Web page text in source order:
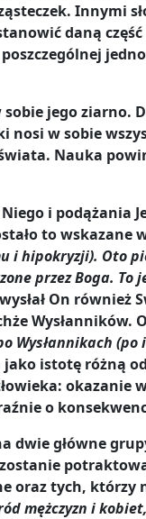
Innymi
daną
jego ziarno.
nosi w sobie
Nauka
i podążania
to wskazane
hipokryzji). Oto
przez Boga.
On
Wysłanników.
(po
istotę
o
dwie główne
oraz tych,
mężczyzn i